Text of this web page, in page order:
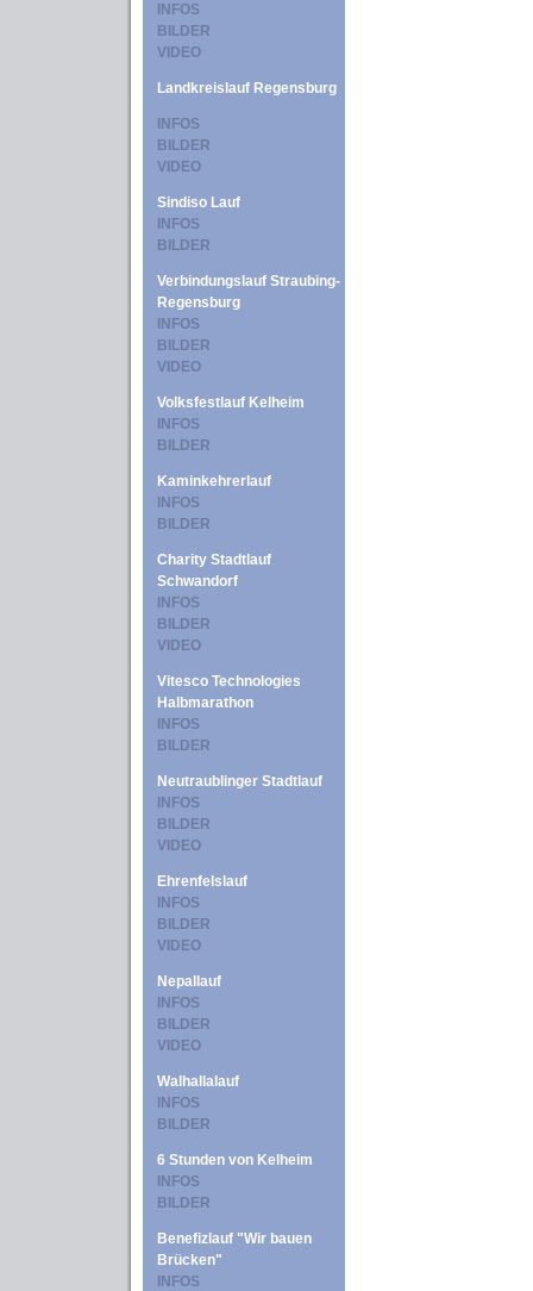
INFOS
BILDER
VIDEO
Landkreislauf Regensburg
INFOS
BILDER
VIDEO
Sindiso Lauf
INFOS
BILDER
Verbindungslauf Straubing-
Regensburg
INFOS
BILDER
VIDEO
Volksfestlauf Kelheim
INFOS
BILDER
Kaminkehrerlauf
INFOS
BILDER
Charity Stadtlauf
Schwandorf
INFOS
BILDER
VIDEO
Vitesco Technologies
Halbmarathon
INFOS
BILDER
Neutraublinger Stadtlauf
INFOS
BILDER
VIDEO
Ehrenfelslauf
INFOS
BILDER
VIDEO
Nepallauf
INFOS
BILDER
VIDEO
Walhallalauf
INFOS
BILDER
6 Stunden von Kelheim
INFOS
BILDER
Benefizlauf "Wir bauen
Brücken"
INFOS